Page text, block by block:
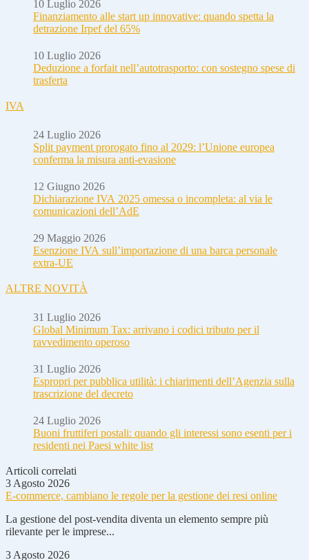
10 Luglio 2026
Finanziamento alle start up innovative: quando spetta la
detrazione Irpef del 65%
10 Luglio 2026
Deduzione a forfait nell’autotrasporto: con sostegno spese di
trasferta
IVA
24 Luglio 2026
Split payment prorogato fino al 2029: l’Unione europea
conferma la misura anti-evasione
12 Giugno 2026
Dichiarazione IVA 2025 omessa o incompleta: al via le
comunicazioni dell’AdE
29 Maggio 2026
Esenzione IVA sull’importazione di una barca personale
extra-UE
ALTRE NOVITÀ
31 Luglio 2026
Global Minimum Tax: arrivano i codici tributo per il
ravvedimento operoso
31 Luglio 2026
Espropri per pubblica utilità: i chiarimenti dell’Agenzia sulla
trascrizione del decreto
24 Luglio 2026
Buoni fruttiferi postali: quando gli interessi sono esenti per i
residenti nei Paesi white list
Articoli correlati
3 Agosto 2026
E-commerce, cambiano le regole per la gestione dei resi online
La gestione del post-vendita diventa un elemento sempre più
rilevante per le imprese...
3 Agosto 2026